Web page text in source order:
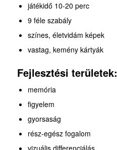
játékidő 10-20 perc
9 féle szabály
színes, életvidám képek
vastag, kemény kártyák
Fejlesztési területek:
memória
figyelem
gyorsaság
rész-egész fogalom